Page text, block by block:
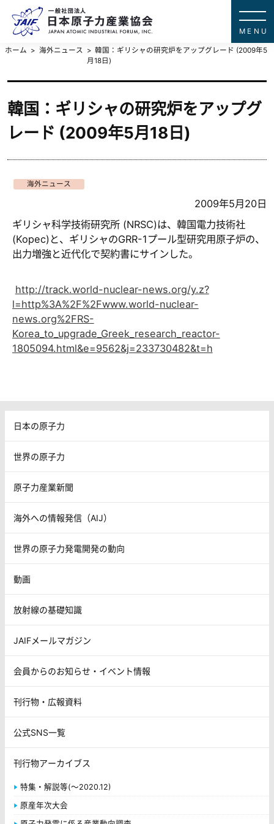
ホーム 海外ニュース
韓国：ギリシャの研究炉をアップグレード (2009年5
月18日)
韓国：ギリシャの研究炉をアップグ
レード (2009年5月18日)
海外ニュース
2009年5月20日
ギリシャ科学技術研究所 (NRSC)は、韓国電力技術社
(Kopec)と、ギリシャのGRR-1プール型研究用原子炉の、
出力増強と近代化で契約書にサインした。
http://track.world-nuclear-news.org/y.z?
l=http%3A%2F%2Fwww.world-nuclear-
news.org%2FRS-
Korea_to_upgrade_Greek_research_reactor-
1805094.html&e=9562&j=233730482&t=h
日本の原子力
世界の原子力
原子力産業新聞
海外への情報発信（AIJ）
世界の原子力発電開発の動向
動画
放射線の基礎知識
JAIFメールマガジン
会員からのお知らせ・イベント情報
刊行物・広報資料
公式SNS一覧
刊行物アーカイブス
特集・解説等(～2020.12)
原産年次大会